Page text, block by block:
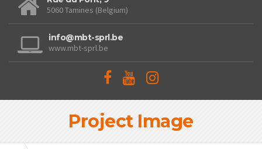
5060 Tamines (Belgium)
info@mbt-sprl.be
www.mbt-sprl.be
Project Image